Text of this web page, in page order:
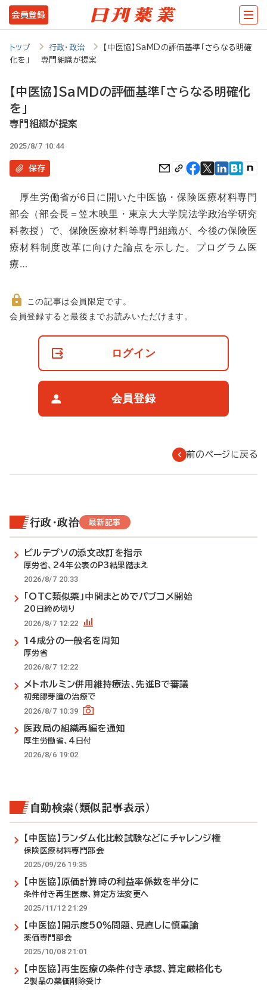
メ
イ
ン
ツ
に
会員登録
トップ 行政・政治
【中医協】SaMDの評価基準「さらなる明確
化を」 専門組織が提案
【中医協】SaMDの評価基準「さらなる明確化
を」
専門組織が提案
2025/8/7 10:44
保存
厚生労働省が6日に開いた中医協・保険医療材料専門
部会（部会長＝笠木映里・東京大大学院法学政治学研究
科教授）で、保険医療材料等専門組織が、今後の保険医
療材料制度改革に向けた論点を示した。プログラム医
療…
非
この記事は会員限定です。
会員登録すると最後までお読みいただけます。
ログイン
会員登録
前のページに戻る
行政・政治 最新記事
ビルテプソの添文改訂を指示
厚労省、24年公表のP3結果踏まえ
2026/8/7 20:33
「OTC類似薬」中間まとめでパブコメ開始
20日締め切り
2026/8/7 12:22
14成分の一般名を周知
厚労省
2026/8/7 12:22
メトホルミン併用維持療法、先進Bで審議
初発膠芽腫の治療で
2026/8/7 10:39
医政局の組織再編を通知
厚生労働省、4日付
2026/8/6 19:02
自動検索（類似記事表示）
【中医協】ランダム化比較試験などにチャレンジ権
保険医療材料専門部会
2025/09/26 19:35
【中医協】原価計算時の利益率係数を半分に
条件付き再生医療、算定方法変更へ
2025/11/12 21:29
【中医協】開示度50％問題、見直しに慎重論
薬価専門部会
2025/10/08 21:01
【中医協】再生医療の条件付き承認、算定厳格化も
2製品の薬価削除受け